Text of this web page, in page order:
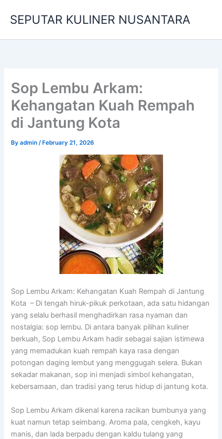
SEPUTAR KULINER NUSANTARA
Sop Lembu Arkam:
Kehangatan Kuah Rempah
di Jantung Kota
Byadmin/ February 21, 2026
Sop Lembu Arkam: Kehangatan Kuah Rempah di Jantung
Kota – Di tengah hiruk-pikuk perkotaan, ada satu hidangan
yang selalu berhasil menghadirkan rasa nyaman dan
nostalgia: sop lembu. Di antara banyak pilihan kuliner
berkuah, Sop Lembu Arkam hadir sebagai sajian istimewa
yang memadukan kuah rempah kaya rasa dengan
potongan daging lembut yang menggugah selera. Bukan
sekadar makanan, sop ini menjadi simbol kehangatan,
kebersamaan, dan tradisi yang terus hidup di jantung kota.
Sop Lembu Arkam dikenal karena racikan bumbunya yang
kuat namun tetap seimbang. Aroma pala, cengkeh, kayu
manis, dan lada berpadu dengan kaldu tulang yang